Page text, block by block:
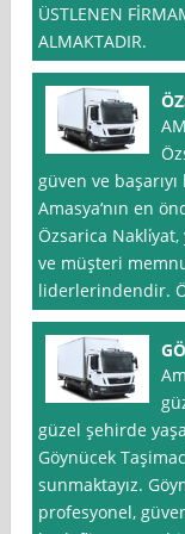
ÜSTLENEN
ALMAKTADIR.
güven ve
Amasya‘nın en
Özsarica
ve müşteri
liderlerindendir.
güzel şehirde
Göynücek
sunmaktayız.
profesyonel,